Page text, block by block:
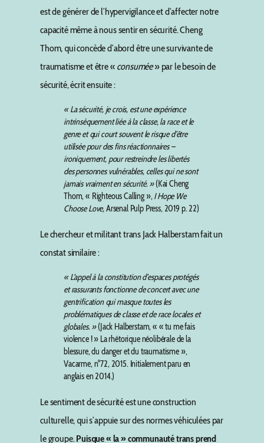
est de générer de l’hypervigilance et d’affecter notre
capacité même à nous sentir en sécurité. Cheng
Thom, qui concède d’abord être une survivante de
traumatisme et être « consumée» par le besoin de
sécurité, écrit ensuite :
« La sécurité, je crois, est une expérience
intrinsèquement liée à la classe, la race et le
genre et qui court souvent le risque d’être
utilisée pour des fins réactionnaires –
ironiquement, pour restreindre les libertés
des personnes vulnérables, celles qui ne sont
jamais vraiment en sécurité. »(Kai Cheng
Thom, « Righteous Calling »,I Hope We
Choose Love,Arsenal Pulp Press, 2019 p. 22)
Le chercheur et militant trans Jack Halberstam fait un
constat similaire :
« L’appel à la constitution d’espaces protégés
et rassurants fonctionne de concert avec une
gentrification qui masque toutes les
problématiques de classe et de race locales et
globales. »(Jack Halberstam, « « tu me fais
violence ! » La rhétorique néolibérale de la
blessure, du danger et du traumatisme »,
Vacarme, n°72, 2015. Initialement paru en
anglais en 2014.)
Le sentiment de sécurité est une construction
culturelle, qui s’appuie sur des normes véhiculées par
le groupe. Puisque « la » communauté trans prend